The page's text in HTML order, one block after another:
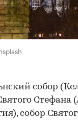
собор
Стефана
собор